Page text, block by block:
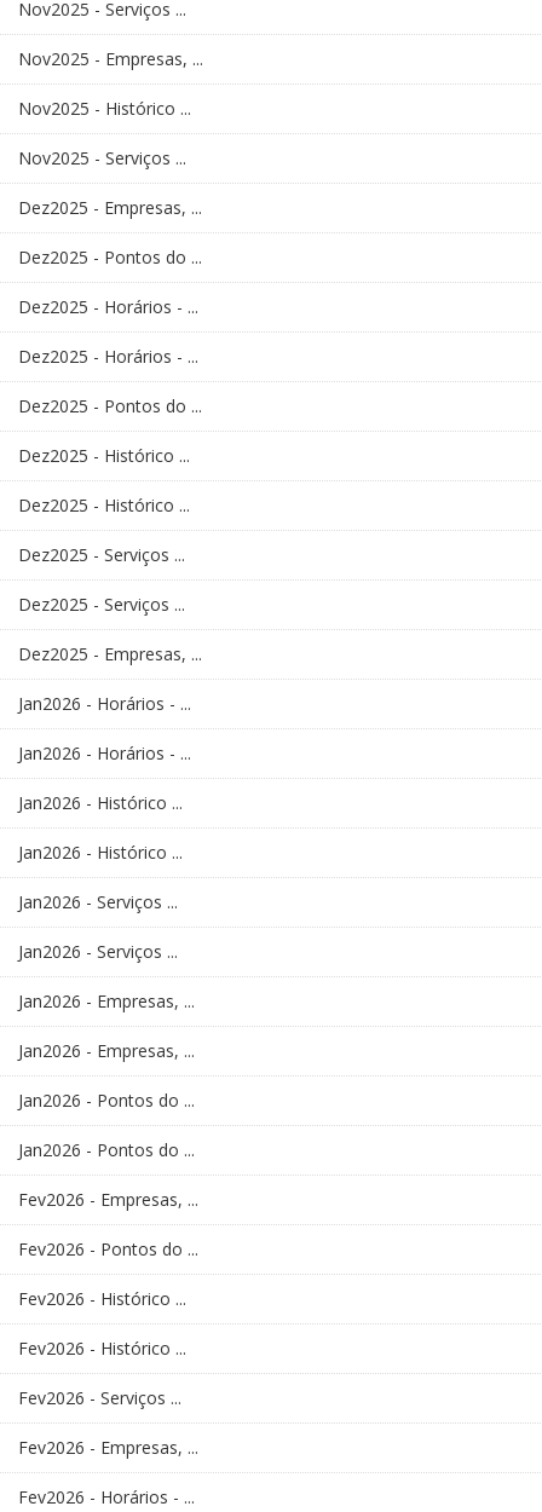
Nov2025 - Serviços ...
Nov2025 - Empresas, ...
Nov2025 - Histórico ...
Nov2025 - Serviços ...
Dez2025 - Empresas, ...
Dez2025 - Pontos do ...
Dez2025 - Horários - ...
Dez2025 - Horários - ...
Dez2025 - Pontos do ...
Dez2025 - Histórico ...
Dez2025 - Histórico ...
Dez2025 - Serviços ...
Dez2025 - Serviços ...
Dez2025 - Empresas, ...
Jan2026 - Horários - ...
Jan2026 - Horários - ...
Jan2026 - Histórico ...
Jan2026 - Histórico ...
Jan2026 - Serviços ...
Jan2026 - Serviços ...
Jan2026 - Empresas, ...
Jan2026 - Empresas, ...
Jan2026 - Pontos do ...
Jan2026 - Pontos do ...
Fev2026 - Empresas, ...
Fev2026 - Pontos do ...
Fev2026 - Histórico ...
Fev2026 - Histórico ...
Fev2026 - Serviços ...
Fev2026 - Empresas, ...
Fev2026 - Horários - ...